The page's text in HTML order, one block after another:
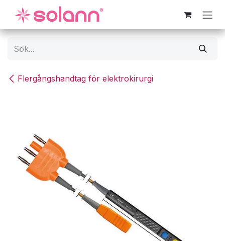
Hoppa till innehåll
Flergångshandtag för elektrokirurgi